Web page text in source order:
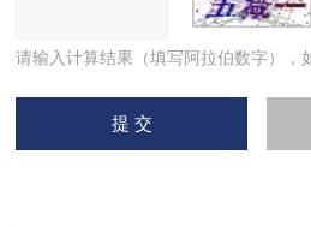
请输入计算结果（填写阿拉伯数字），